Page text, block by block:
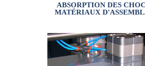
ABSORPTION DES
MATÉRIAUX